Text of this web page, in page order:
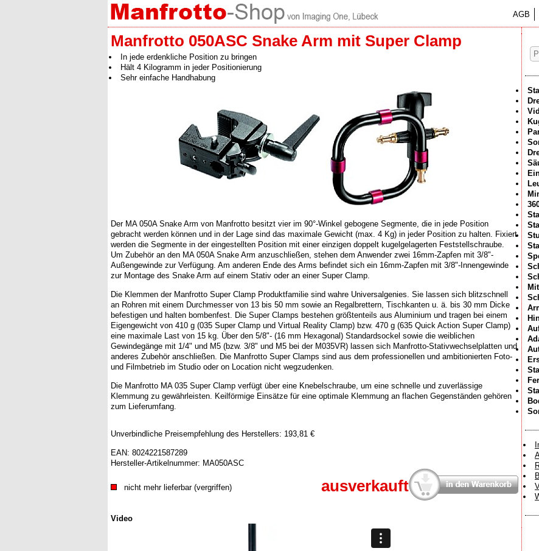
AGB
Manfrotto 050ASC Snake Arm mit Super Clamp
In jede erdenkliche Position zu bringen
Hält 4 Kilogramm in jeder Positionierung
Sehr einfache Handhabung
Der MA 050A Snake Arm von Manfrotto besitzt vier im 90°-Winkel gebogene Segmente, die in jede Position
gebracht werden können und in der Lage sind das maximale Gewicht (max. 4 Kg) in jeder Position zu halten. Fixiert
werden die Segmente in der eingestellten Position mit einer einzigen doppelt kugelgelagerten Feststellschraube.
Um Zubehör an den MA 050A Snake Arm anzuschließen, stehen dem Anwender zwei 16mm-Zapfen mit 3/8"-
Außengewinde zur Verfügung. Am anderen Ende des Arms befindet sich ein 16mm-Zapfen mit 3/8"-Innengewinde
zur Montage des Snake Arm auf einem Stativ oder an einer Super Clamp.
Die Klemmen der Manfrotto Super Clamp Produktfamilie sind wahre Universalgenies. Sie lassen sich blitzschnell
an Rohren mit einem Durchmesser von 13 bis 50 mm sowie an Regalbrettern, Tischkanten u. ä. bis 30 mm Dicke
befestigen und halten bombenfest. Die Super Clamps bestehen größtenteils aus Aluminium und tragen bei einem
Eigengewicht von 410 g (035 Super Clamp und Virtual Reality Clamp) bzw. 470 g (635 Quick Action Super Clamp)
eine maximale Last von 15 kg. Über den 5/8"- (16 mm Hexagonal) Standardsockel sowie die weiblichen
Gewindegänge mit 1/4" und M5 (bzw. 3/8" und M5 bei der M035VR) lassen sich Manfrotto-Stativwechselplatten und
anderes Zubehör anschließen. Die Manfrotto Super Clamps sind aus dem professionellen und ambitionierten Foto-
und Filmbetrieb im Studio oder on Location nicht wegzudenken.
Die Manfrotto MA 035 Super Clamp verfügt über eine Knebelschraube, um eine schnelle und zuverlässige
Klemmung zu gewährleisten. Keilförmige Einsätze für eine optimale Klemmung an flachen Gegenständen gehören
zum Lieferumfang.
Unverbindliche Preisempfehlung des Herstellers: 193,81 €
EAN: 8024221587289
Hersteller-Artikelnummer: MA050ASC
nicht mehr lieferbar (vergriffen) ausverkauft
Video